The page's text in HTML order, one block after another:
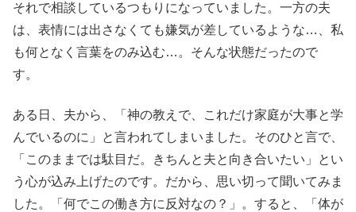
それで相談しているつもりになっていました。一方の夫
は、表情には出さなくても嫌気が差しているような…、私
も何となく言葉をのみ込む…。そんな状態だったので
す。
ある日、夫から、「神の教えで、これだけ家庭が大事と学
んでいるのに」と言われてしまいました。そのひと言で、
「このままでは駄目だ。きちんと夫と向き合いたい」とい
う心が込み上げたのです。だから、思い切って聞いてみま
した。「何でこの働き方に反対なの？」。すると、「体が